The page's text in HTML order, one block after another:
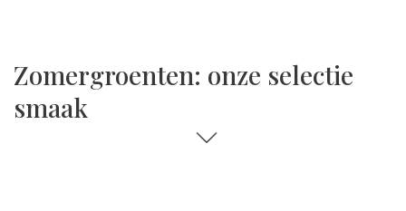
Zomergroenten: onze selectie
smaak